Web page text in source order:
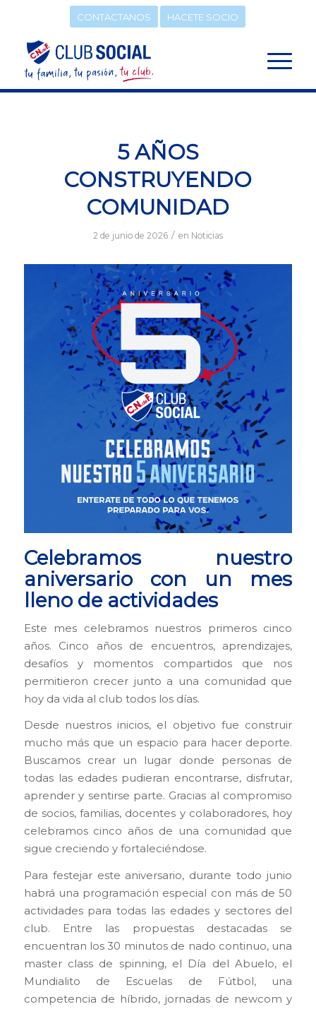
CONTACTANOS HACETE SOCIO
5 AÑOS
CONSTRUYENDO
COMUNIDAD
2 de junio de 2026 / en Noticias
Celebramos nuestro
aniversario con un mes
lleno de actividades
Este mes celebramos nuestros primeros cinco
años. Cinco años de encuentros, aprendizajes,
desafíos y momentos compartidos que nos
permitieron crecer junto a una comunidad que
hoy da vida al club todos los días.
Desde nuestros inicios, el objetivo fue construir
mucho más que un espacio para hacer deporte.
Buscamos crear un lugar donde personas de
todas las edades pudieran encontrarse, disfrutar,
aprender y sentirse parte. Gracias al compromiso
de socios, familias, docentes y colaboradores, hoy
celebramos cinco años de una comunidad que
sigue creciendo y fortaleciéndose.
Para festejar este aniversario, durante todo junio
habrá una programación especial con más de 50
actividades para todas las edades y sectores del
club. Entre las propuestas destacadas se
encuentran los 30 minutos de nado continuo, una
master class de spinning, el Día del Abuelo, el
Mundialito de Escuelas de Fútbol, una
competencia de híbrido, jornadas de newcom y